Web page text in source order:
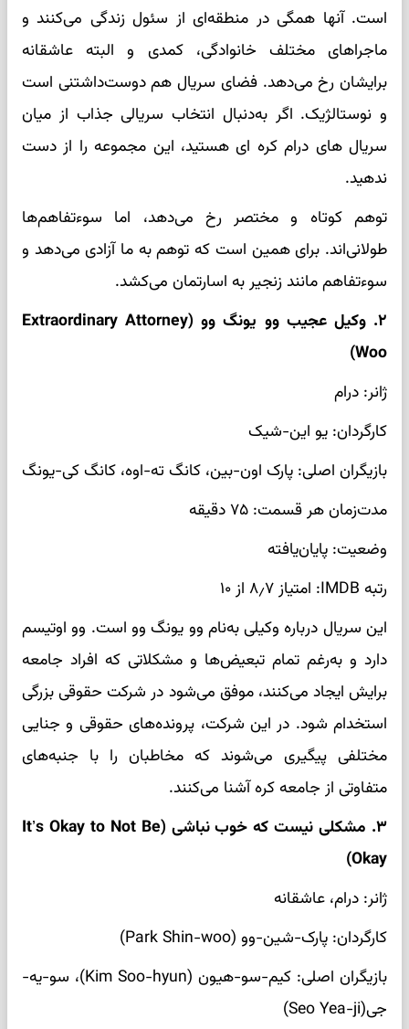
است. آنها همگی در منطقه‌ای از سئول زندگی می‌کنند و
ماجراهای مختلف خانوادگی، کمدی و البته عاشقانه
برایشان رخ می‌دهد. فضای سریال هم دوست‌داشتنی است
و نوستالژیک. اگر به‌دنبال انتخاب سریالی جذاب از میان
سریال های درام کره ای هستید، این مجموعه را از دست
ندهید.
توهم کوتاه و مختصر رخ می‌دهد، اما سوءتفاهم‌ها
طولانی‌اند. برای همین است که توهم به ما آزادی می‌دهد و
سوءتفاهم مانند زنجیر به اسارتمان می‌کشد.
۲. وکیل عجیب وو یونگ وو (Extraordinary Attorney
Woo)
ژانر: درام
کارگردان: یو این-شیک
بازیگران اصلی: پارک اون-بین، کانگ ته-اوه، کانگ کی-یونگ
مدت‌زمان هر قسمت: ۷۵ دقیقه
وضعیت: پایان‌یافته
رتبه IMDB: امتیاز ۸٫۷ از ۱۰
این سریال درباره وکیلی به‌نام وو یونگ وو است. وو اوتیسم
دارد و به‌رغم تمام تبعیض‌ها و مشکلاتی که افراد جامعه
برایش ایجاد می‌کنند، موفق می‌شود در شرکت حقوقی بزرگی
استخدام شود. در این شرکت، پرونده‌های حقوقی و جنایی
مختلفی پیگیری می‌شوند که مخاطبان را با جنبه‌های
متفاوتی از جامعه کره آشنا می‌کنند.
۳. مشکلی نیست که خوب نباشی (It’s Okay to Not Be
Okay)
ژانر: درام، عاشقانه
کارگردان: پارک-شین-وو (Park Shin-woo)
بازیگران اصلی: کیم‌-سو-هیون (Kim Soo-hyun)، سو-یه‌-
جی(Seo Yea-ji)